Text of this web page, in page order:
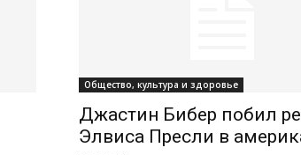
Общество, культура и здоровье
Джастин Бибер побил
Элвиса Пресли в